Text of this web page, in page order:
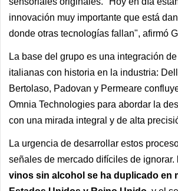
innovación muy importante que está
donde otras tecnologías fallan", afirmó
La base del grupo es una integración
italianas con historia en la industria:
Bertolaso, Padovan y Permeare
Omnia Technologies para abordar la
con una mirada integral y de alta
La urgencia de desarrollar estos
señales de mercado difíciles de ignorar.
vinos sin alcohol se ha duplicado en